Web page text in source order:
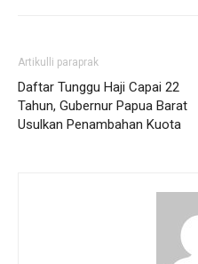
Artikulli paraprak
Daftar Tunggu Haji Capai 22
Tahun, Gubernur Papua Barat
Usulkan Penambahan Kuota